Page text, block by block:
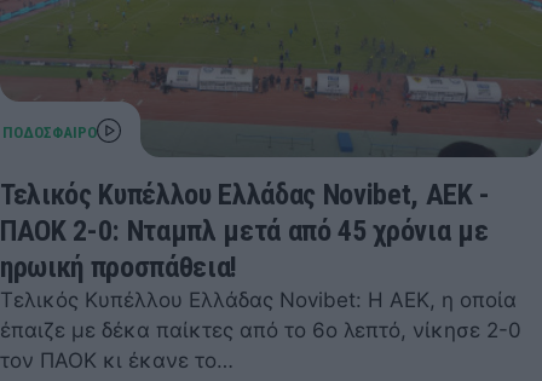
Τελικός Κυπέλλου Ελλάδας Novibet, ΑΕΚ -
ΠΑΟΚ 2-0: Νταμπλ μετά από 45 χρόνια με
ηρωική προσπάθεια!
Τελικός Κυπέλλου Ελλάδας Novibet: Η ΑΕΚ, η οποία
έπαιζε με δέκα παίκτες από το 6ο λεπτό, νίκησε 2-0
τον ΠΑΟΚ κι έκανε το…